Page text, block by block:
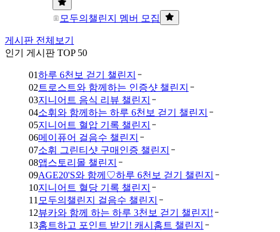
모두의챌린지 멤버 모집
게시판 전체보기
인기 게시판 TOP 50
01하루 6천보 걷기 챌린지
02 트로스트와 함께하는 인증샷 챌린지
03지니어트 음식 리뷰 챌린지
04소휘와 함께하는 하루 6천보 걷기 챌린지
05지니어트 혈압 기록 챌린지
06메이퓨어 걸음수 챌린지
07소휘 그린티샷 구매인증 챌린지
08앱스토리몰 챌린지
09AGE20'S와 함께♡하루 6천보 걷기 챌린지
10지니어트 혈당 기록 챌린지
11 모두의챌린지 걸음수 챌린지
12뷰카와 함께 하는 하루 3천보 걷기 챌린지!
13홈트하고 포인트 받기! 캐시홈트 챌린지